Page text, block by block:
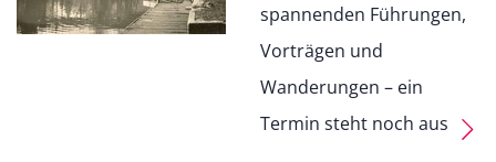
spannenden Führungen,
Vorträgen und
Wanderungen – ein
Termin steht noch aus